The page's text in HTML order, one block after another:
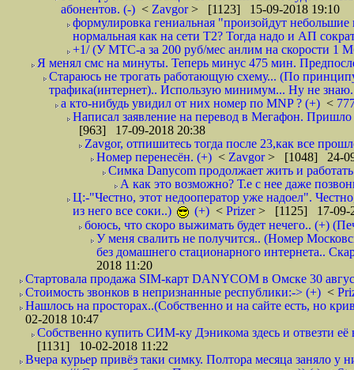
абонентов. (-) < Zavgor> [1123] 15-09-2018 19:10
формулировка гениальная "произойдут небольшие
нормальная как на сети Т2? Тогда надо и АП
+1/ (У МТС-а за 200 руб/мес анлим на скорости 1
Я менял смс на минуты. Теперь минус 475 мин.
Стараюсь не трогать работающую схему... (По
трафика(интернет).. Использую минимум... Ну не
а кто-нибудь увидил от них номер по MNP ? (+) <
Написал заявление на перевод в Мегафон.
[963] 17-09-2018 20:38
Zavgor, отпишитесь тогда после 23,как все
Номер перенесён. (+) < Zavgor> [1048] 24-
Симка Danycom продолжает жить и
А как это возможно? Т.е с нее даже
Ц:-"Честно, этот недооператор уже надоел".
из него все соки..)
(+) < Prizer> [1125] 17-09-
боюсь, что скоро выжимать будет нечего.. (+)
У меня свалить не получится.. (Номер
без домашнего стационарного интернета..
2018 11:20
Стартовала продажа SIM-карт DANYCOM в Омске 30
Стоимость звонков в непризнанные республики:-> (+) <
Нашлось на просторах..(Собственно и на сайте есть, но
02-2018 10:47
Собственно купить СИМ-ку Дэникома здесь и отвезти
[1131] 10-02-2018 11:22
Вчера курьер привёз таки симку. Полтора месяца заняло